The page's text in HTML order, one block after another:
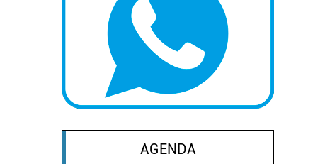
AGENDA